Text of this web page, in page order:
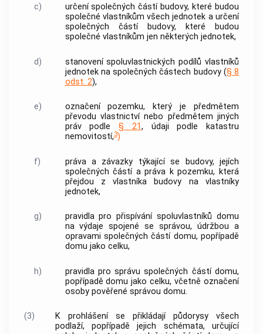
c) určení společných částí budovy, které budou
společné vlastníkům všechjednotek a určení
společných částí
budovy, které budou
společné vlastníkům jen některých jednotek,
d)
stanovení spoluvlastnických podílů vlastníků
jednotekna společných částech budovy(§ 8
odst. 2),
e)
označení pozemku, který je předmětem
převodu vlastnictví nebo předmětem jiných
práv podle§ 21, údaji podle katastru
nemovitostí,3)
f) práva a závazky týkající se budovy, jejích
společných částí a práva k pozemku, která
přejdou z vlastníka budovy na vlastníky
jednotek,
g)
pravidla pro přispívání spoluvlastníků domu
na výdaje spojené se správou, údržbou a
opravami společných částí domu, popřípadě
domu jako celku,
h) pravidla pro správuspolečných částí domu,
popřípadě domu jako celku, včetně označení
osoby pověřené správou domu.
(3)
K prohlášení se přikládají půdorysy všech
podlaží, popřípadě jejich schémata, určující